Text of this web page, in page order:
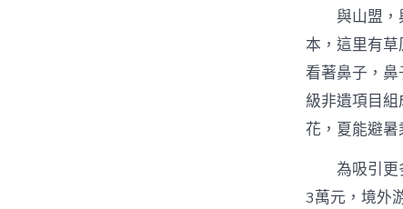
與山盟
本，這里有
看著鼻子，
級非遺項目
花，夏能避暑
為吸引
3萬元，境外